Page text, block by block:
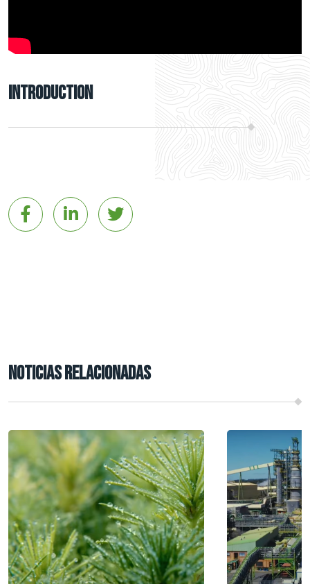
Introduction
NOTICIAS RELACIONADAS